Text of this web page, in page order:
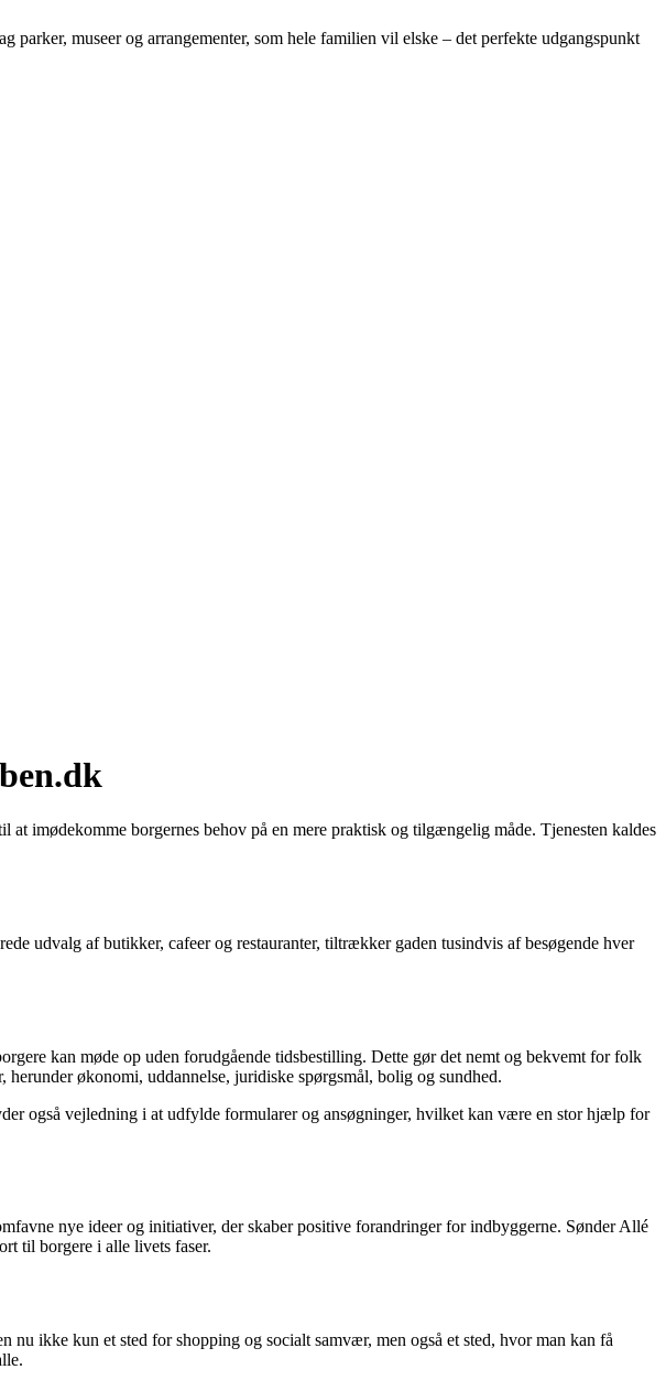
museer og arrangementer, som hele familien vil elske – det perfekte udgangspunkt
imødekomme borgernes behov på en mere praktisk og tilgængelig måde. Tjenesten kaldes
udvalg af butikker, cafeer og restauranter, tiltrækker gaden tusindvis af besøgende hver
kan møde op uden forudgående tidsbestilling. Dette gør det nemt og bekvemt for folk
økonomi, uddannelse, juridiske spørgsmål, bolig og sundhed.
også vejledning i at udfylde formularer og ansøgninger, hvilket kan være en stor hjælp for
nye ideer og initiativer, der skaber positive forandringer for indbyggerne. Sønder Allé
til borgere i alle livets faser.
ikke kun et sted for shopping og socialt samvær, men også et sted, hvor man kan få